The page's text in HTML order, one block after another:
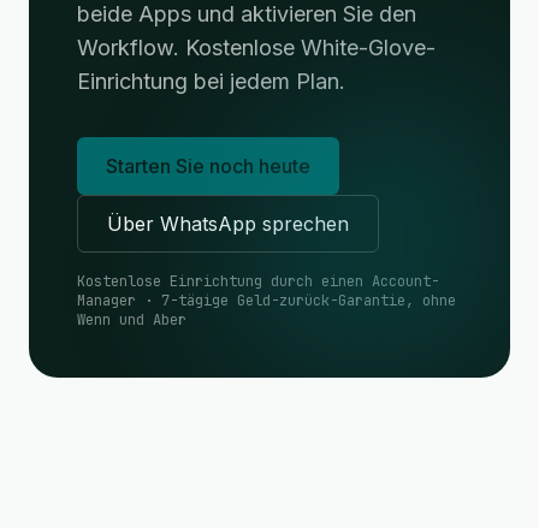
beide Apps und aktivieren Sie den
Workflow. Kostenlose White-Glove-
Einrichtung bei jedem Plan.
Starten Sie noch heute
Über WhatsApp sprechen
Kostenlose Einrichtung durch einen Account-
Manager · 7-tägige Geld-zurück-Garantie, ohne
Wenn und Aber